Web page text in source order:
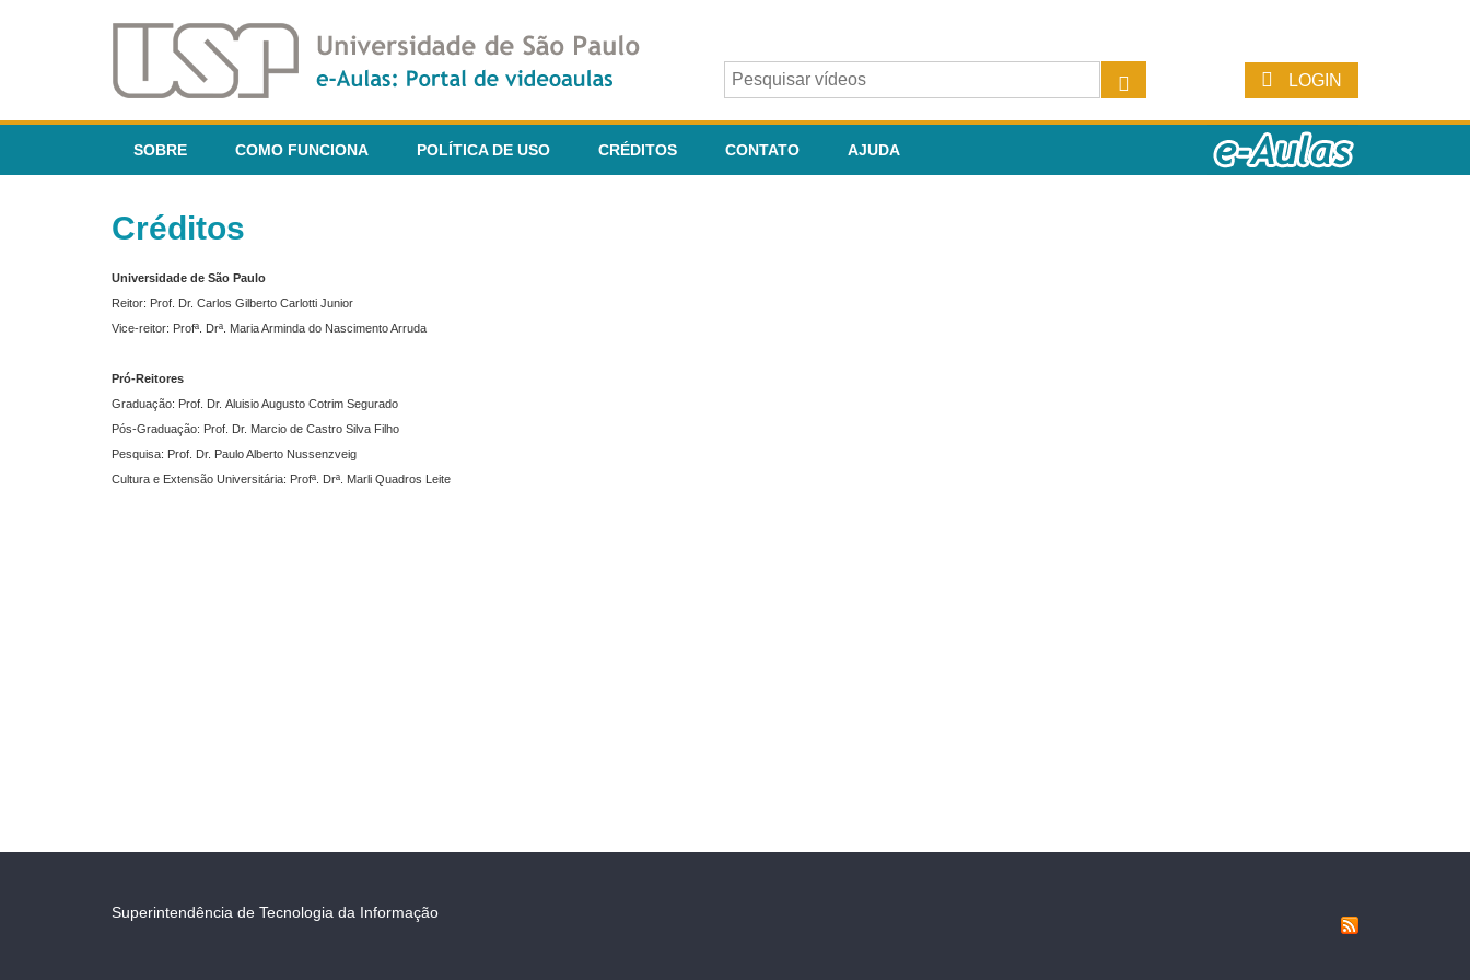
LOGIN
SOBRE COMO FUNCIONA POLÍTICA DE USO CRÉDITOS CONTATO AJUDA
Créditos
Universidade de São Paulo
Reitor: Prof. Dr. Carlos Gilberto Carlotti Junior
Vice-reitor: Profª. Drª. Maria Arminda do Nascimento Arruda
Pró-Reitores
Graduação: Prof. Dr. Aluisio Augusto Cotrim Segurado
Pós-Graduação: Prof. Dr. Marcio de Castro Silva Filho
Pesquisa: Prof. Dr. Paulo Alberto Nussenzveig
Cultura e Extensão Universitária: Profª. Drª. Marli Quadros Leite
Superintendência de Tecnologia da Informação